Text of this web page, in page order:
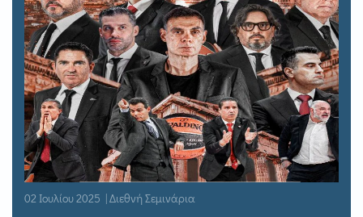
02 Ιουλίου 2025 | Διεθνή Σεμινάρια